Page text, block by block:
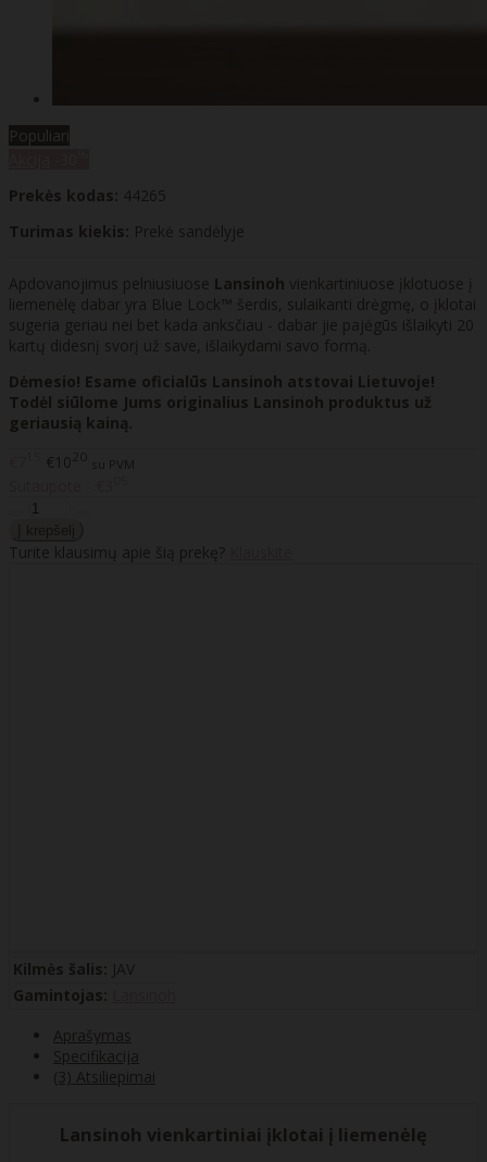
Populiari
Prekės kodas: 44265
Turimas kiekis: Prekė sandėlyje
Apdovanojimus pelniusiuose Lansinoh vienkartiniuose įklotuose į
liemenėlę dabar yra Blue Lock™ šerdis, sulaikanti drėgmę, o įklotai
sugeria geriau nei bet kada anksčiau - dabar jie pajėgūs išlaikyti 20
kartų didesnį svorį už save, išlaikydami savo formą.
Dėmesio! Esame oficialūs Lansinoh atstovai Lietuvoje!
Todėl siūlome Jums originalius Lansinoh produktus už
geriausią kainą.
€1020 su PVM
Turite klausimų apie šią prekę?
Kilmės šalis: JAV
Gamintojas:
Aprašymas
Specifikacija
(3) Atsiliepimai
Lansinoh vienkartiniai įklotai į liemenėlę